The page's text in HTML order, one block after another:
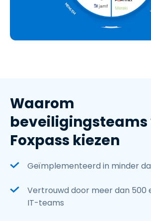
Waarom
beveiligingsteams
Foxpass kiezen
Geïmplementeerd in minder
Vertrouwd door meer dan 500
IT-teams